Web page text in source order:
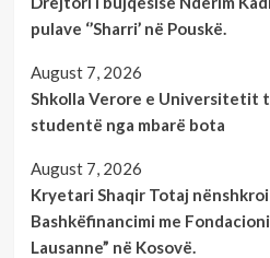
pulave ‘’Sharri’ në Pouskë.
August 7, 2026
Shkolla Verore e Universitetit
studentë nga mbarë bota
August 7, 2026
Kryetari Shaqir Totaj
Bashkëfinancimi me
Lausanne” në Kosovë.